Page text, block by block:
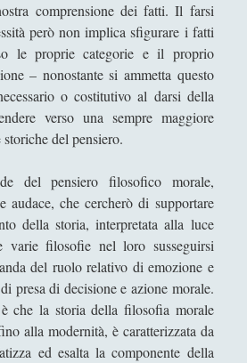
della Ragion Pura\" e i suoi
di giudizio
della ragione e la rivoluzione
intellettuale
limiti e scopi
principali della \"Critica della
analitici - Teoria del giudizio
e a posteriori – Una rassegna
dell’analisi
lo spazio
comprensione dei fatti. Il farsi
però non implica sfigurare i fatti
le proprie categorie e il proprio
– nonostante si ammetta questo
o costitutivo al darsi della
verso una sempre maggiore
del pensiero.
del pensiero filosofico morale,
audace, che cercherò di supportare
della storia, interpretata alla luce
varie filosofie nel loro susseguirsi
del ruolo relativo di emozione e
presa di decisione e azione morale.
è che la storia della filosofia morale
alla modernità, è caratterizzata da
ed esalta la componente della